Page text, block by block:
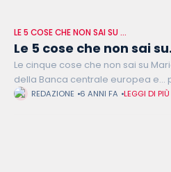
LE 5 COSE CHE NON SAI SU …
Le 5 cose che non sai
Le cinque cose che non sai su
della Banca centrale europea e…
Consiglio? Professore di economia
REDAZIONE 6 ANNI FA LEGGI DI PIÙ